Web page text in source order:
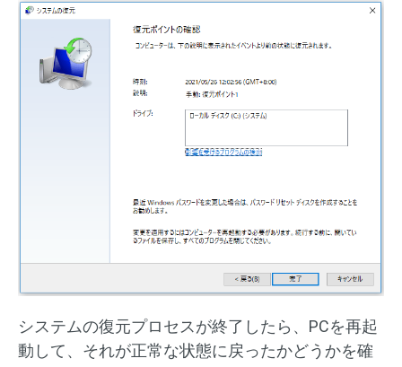
システムの復元プロセスが終了したら、PCを再起
動して、それが正常な状態に戻ったかどうかを確